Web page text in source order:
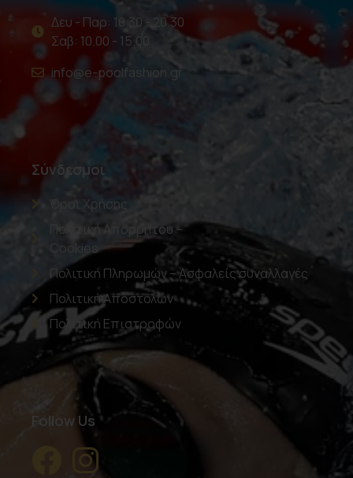
Δευ - Παρ: 10.30 - 20.30
Σαβ: 10.00 - 15.00
info@e-poolfashion.gr
Σύνδεσμοι
Όροι Χρήσης
Πολιτική Απορρήτου –
Cookies
Πολιτική Πληρωμών – Ασφαλείς συναλλαγές
Πολιτική Αποστολών
Πολιτική Επιστροφών
Follow Us